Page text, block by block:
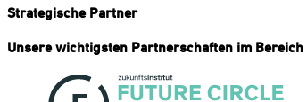
Strategische Partner
Unsere wichtigsten Partnerschaften im